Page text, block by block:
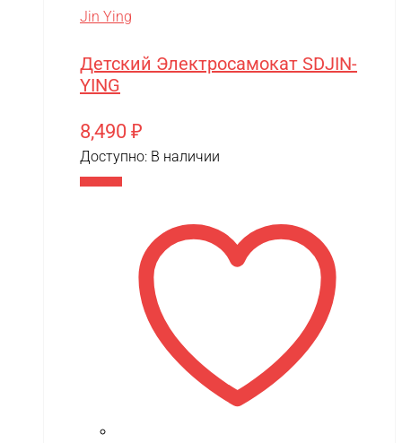
Jin Ying
Детский Электросамокат SDJIN-
YING
8,490 ₽
Доступно: В наличии